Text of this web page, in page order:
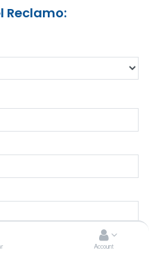
Account
Reclamo: